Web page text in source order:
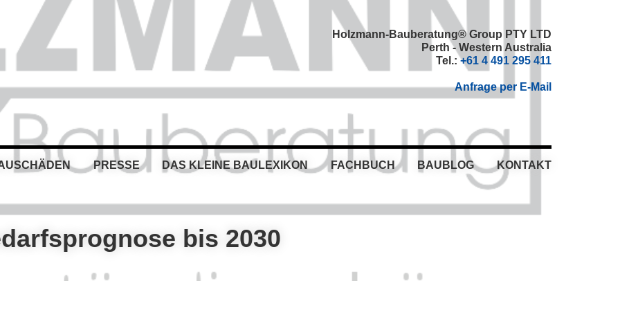
Holzmann-Bauberatung® Group PTY LTD
Perth - Western Australia
Tel.:+61 4 491 295 411
Anfrage per E-Mail
PRESSE DAS KLEINE BAULEXIKON FACHBUCH BAUBLOG KONTAKT
bis 2030